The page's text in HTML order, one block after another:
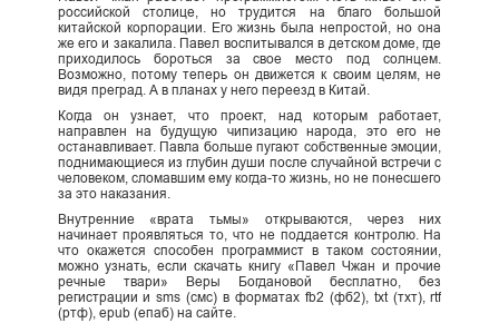
российской столице, но трудится на благо большой
китайской корпорации. Его жизнь была непростой, но она
же его и закалила. Павел воспитывался в детском доме, где
приходилось бороться за свое место под солнцем.
Возможно, потому теперь он движется к своим целям, не
видя преград. А в планах у него переезд в Китай.
Когда он узнает, что проект, над которым работает,
направлен на будущую чипизацию народа, это его не
останавливает. Павла больше пугают собственные эмоции,
поднимающиеся из глубин души после случайной встречи с
человеком, сломавшим ему когда-то жизнь, но не понесшего
за это наказания.
Внутренние «врата тьмы» открываются, через них
начинает проявляться то, что не поддается контролю. На
что окажется способен программист в таком состоянии,
можно узнать, если скачать книгу «Павел Чжан и прочие
речные твари» Веры Богдановой бесплатно, без
регистрации и sms (смс) в форматах fb2 (фб2), txt (тхт), rtf
(ртф), epub (епаб) на сайте.